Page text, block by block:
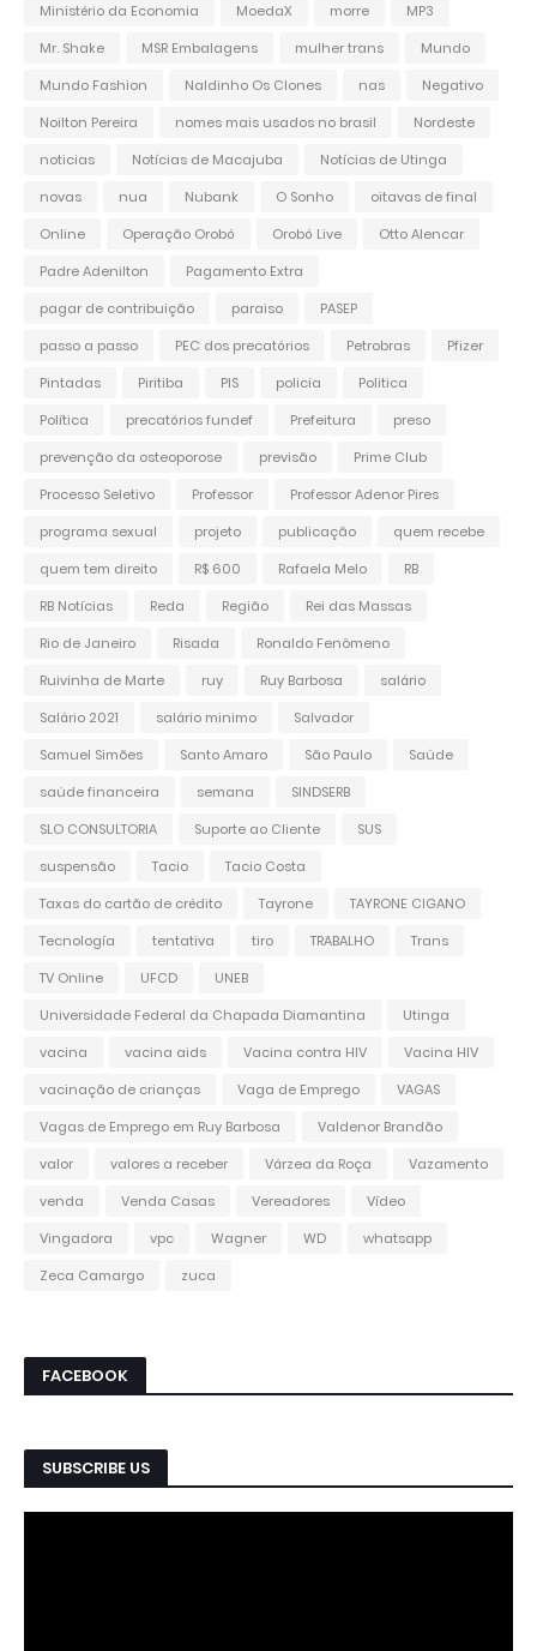
Ministério da Economia
MoedaX morre
MP3
Mr. Shake
MSR Embalagens mulher trans
Mundo
Mundo Fashion
Naldinho Os Clones nas
Negativo
Noilton Pereira
nomes mais usados no brasil
Nordeste
noticias
Notícias de Macajuba
Notícias de Utinga
novas
nua Nubank O Sonho
oitavas de final
Online
Operação Orobó Orobó Live
Otto Alencar
Padre Adenilton
Pagamento Extra
pagar de contribuição
paraiso
PASEP
passo a passo
PEC dos precatórios Petrobras
Pfizer
Pintadas
Piritiba PIS policia
Politica
Política
precatórios fundef Prefeitura
preso
prevenção da osteoporose
previsão
Prime Club
Processo Seletivo
Professor
Professor Adenor Pires
programa sexual
projeto publicação
quem recebe
quem tem direito
R$ 600 Rafaela Melo
RB
RB Notícias
Reda Região
Rei das Massas
Rio de Janeiro
Risada
Ronaldo Fenômeno
Ruivinha de Marte
ruy Ruy Barbosa
salário
Salário 2021
salário minimo
Salvador
Samuel Simões
Santo Amaro São Paulo
Saúde
saúde financeira
semana
SINDSERB
SLO CONSULTORIA
Suporte ao Cliente
SUS
suspensão
Tacio
Tacio Costa
Taxas do cartão de crédito
Tayrone
TAYRONE CIGANO
Tecnología
tentativa tiro TRABALHO
Trans
TV Online
UFCD
UNEB
Universidade Federal da Chapada Diamantina
Utinga
vacina
vacina aids Vacina contra HIV
Vacina HIV
vacinação de crianças
Vaga de Emprego
VAGAS
Vagas de Emprego em Ruy Barbosa
Valdenor Brandão
valor
valores a receber Várzea da Roça
Vazamento
venda
Venda Casas Vereadores
Vídeo
Vingadora
vpc Wagner WD
whatsapp
Zeca Camargo
zuca
FACEBOOK
SUBSCRIBE US